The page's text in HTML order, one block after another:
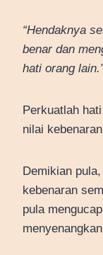
“Hendaknya
benar dan
hati orang
Perkuatlah
nilai
Demikian
kebenaran
pula